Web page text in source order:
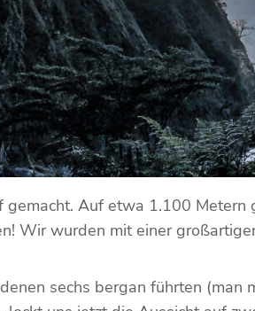
Auf etwa 1.100
Wir wurden mit einer
sechs bergan führten (man